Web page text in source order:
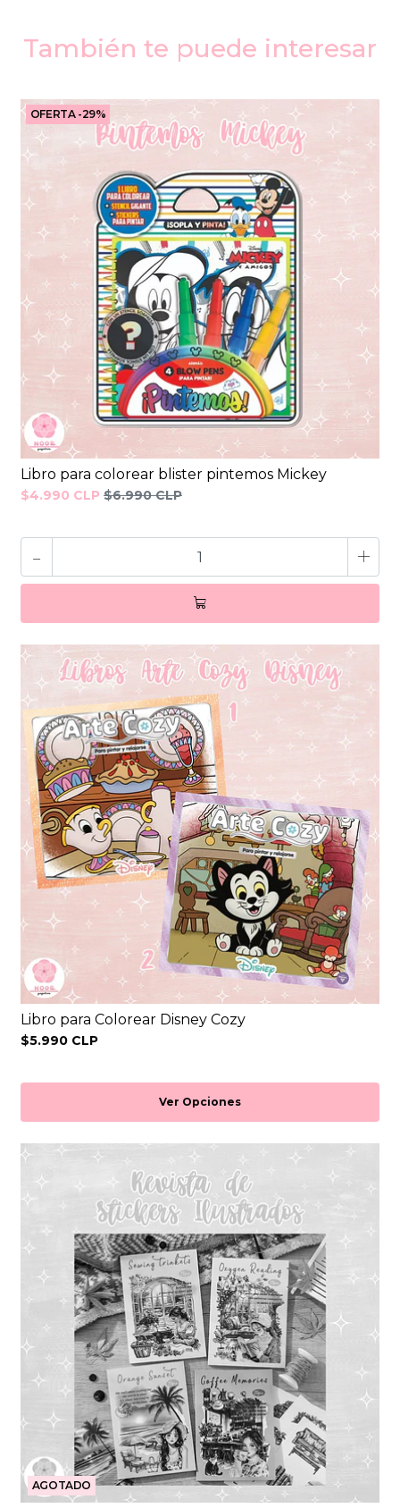
También te puede interesar
OFERTA -29%
Libro para colorear blister pintemos Mickey
$4.990 CLP $6.990 CLP
- +
Libro para Colorear Disney Cozy
$5.990 CLP
Ver Opciones
AGOTADO